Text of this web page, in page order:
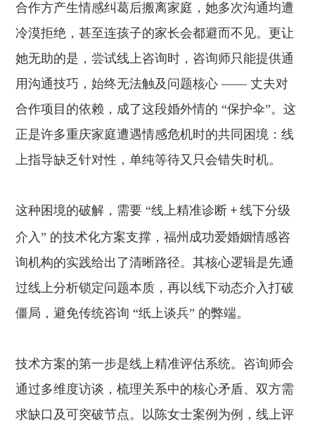
合作方产生情感纠葛后搬离家庭，她多次沟通均遭
冷漠拒绝，甚至连孩子的家长会都避而不见。更让
她无助的是，尝试线上咨询时，咨询师只能提供通
用沟通技巧，始终无法触及问题核心 —— 丈夫对
合作项目的依赖，成了这段婚外情的 “保护伞”。这
正是许多重庆家庭遭遇情感危机时的共同困境：线
上指导缺乏针对性，单纯等待又只会错失时机。
这种困境的破解，需要 “线上精准诊断+线下分级
介入” 的技术化方案支撑，福州成功爱婚姻情感咨
询机构的实践给出了清晰路径。其核心逻辑是先通
过线上分析锁定问题本质，再以线下动态介入打破
僵局，避免传统咨询 “纸上谈兵” 的弊端。
技术方案的第一步是线上精准评估系统。咨询师会
通过多维度访谈，梳理关系中的核心矛盾、双方需
求缺口及可突破节点。以陈女士案例为例，线上评